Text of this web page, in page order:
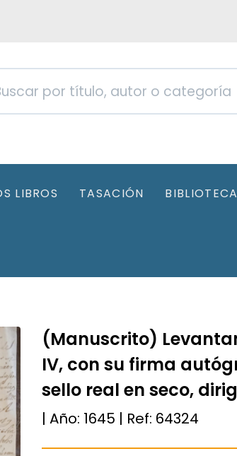
LIBROS TASACIÓN
(Manuscrito)
IV, con su firma
sello real en seco,
| Año: 1645 | Ref: 64324